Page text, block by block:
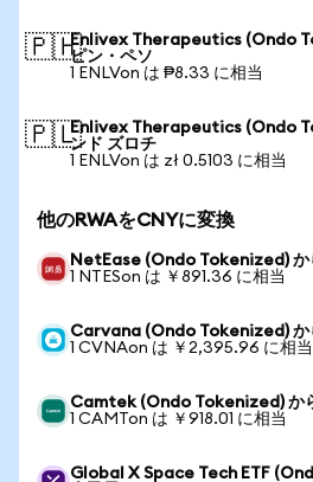
🇵🇭Enlivex Therapeutics (Ondo
ピン・ペソ
1 ENLVon は ₱8.33 に相当
🇵🇱Enlivex Therapeutics (Ondo
ンド ズロチ
1 ENLVon は zł 0.5103 に相当
他のRWAをCNYに変換
NetEase (Ondo Tokenized) か
1 NTESon は ￥891.36 に相当
Carvana (Ondo Tokenized) か
1 CVNAon は ￥2,395.96 に相当
Camtek (Ondo Tokenized) か
1 CAMTon は ￥918.01 に相当
Global X Space Tech ETF